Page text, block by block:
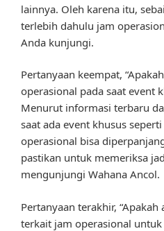
lainnya. Oleh karena itu,
terlebih dahulu jam
Anda kunjungi.
Pertanyaan keempat,
operasional pada saat event
Menurut informasi terbaru
saat ada event khusus
operasional bisa
pastikan untuk memeriksa
mengunjungi Wahana Ancol.
Pertanyaan terakhir,
terkait jam operasional